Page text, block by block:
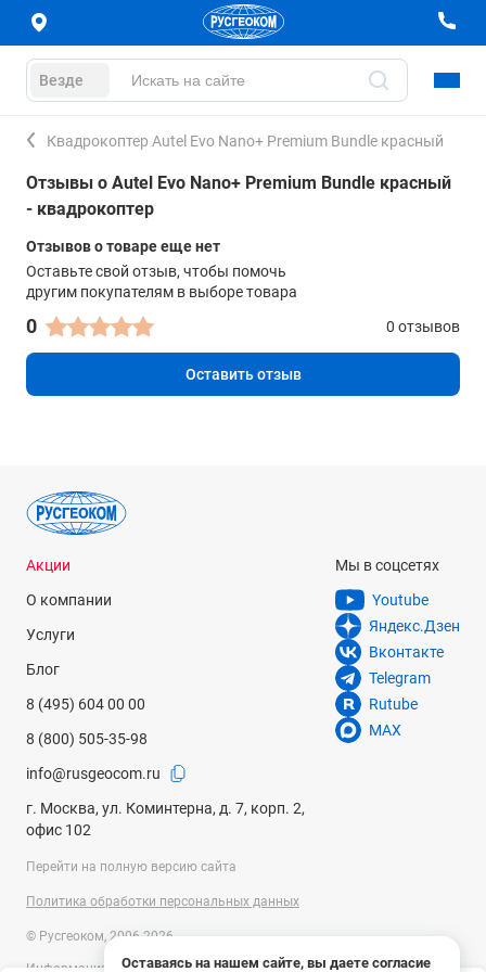
Везде
Квадрокоптер Autel Evo Nano+ Premium Bundle красный
Отзывы о Autel Evo Nano+ Premium Bundle красный
- квадрокоптер
Отзывов о товаре еще нет
Оставьте свой отзыв, чтобы помочь
другим покупателям в выборе товара
0 0 отзывов
Оставить отзыв
Оставаясь на нашем сайте, вы даете согласие
Акции
О компании
Услуги
Блог
8 (495) 604 00 00
8 (800) 505-35-98
info@rusgeocom.ru
г. Москва, ул. Коминтерна, д. 7, корп. 2,
офис 102
Мы в соцсетях
Youtube
Яндекс.Дзен
Вконтакте
Telegram
Rutube
MAX
Перейти на полную версию сайта
Политика обработки персональных данных
© Русгеоком, 2006-2026
Информация на сайте носит справочный характер и не является